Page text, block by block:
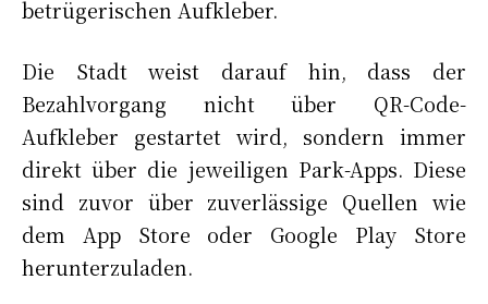
betrügerischen Aufkleber.
Die Stadt weist darauf hin, dass der
Bezahlvorgang nicht über QR-Code-
Aufkleber gestartet wird, sondern immer
direkt über die jeweiligen Park-Apps. Diese
sind zuvor über zuverlässige Quellen wie
dem App Store oder Google Play Store
herunterzuladen.